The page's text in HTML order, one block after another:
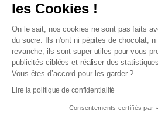
les Cookies !
On le sait, nos cookies ne sont pas faits
du sucre. Ils n’ont ni pépites de chocolat,
revanche, ils sont super utiles pour vous
publicités ciblées et réaliser des
Vous êtes d’accord pour les garder ?
Lire la politique de confidentialité
Consentements certifiés par
Conditions générales
Conditions générales du
Charte de données
Conditions générales de
Déclaration